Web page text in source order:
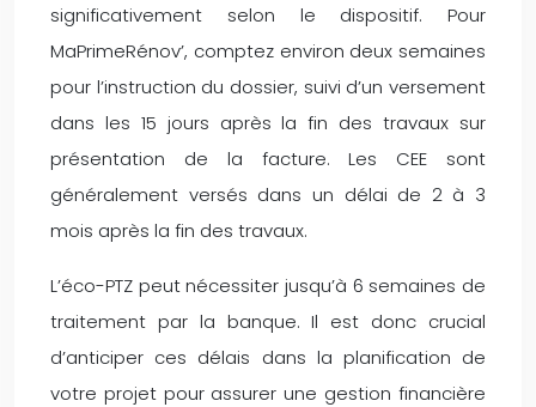
significativement selon le dispositif. Pour
MaPrimeRénov’, comptez environ deux semaines
pour l’instruction du dossier, suivi d’un versement
dans les 15 jours après la fin des travaux sur
présentation de la facture. Les CEE sont
généralement versés dans un délai de 2 à 3
mois après la fin des travaux.
L’éco-PTZ peut nécessiter jusqu’à 6 semaines de
traitement par la banque. Il est donc crucial
d’anticiper ces délais dans la planification de
votre projet pour assurer une gestion financière